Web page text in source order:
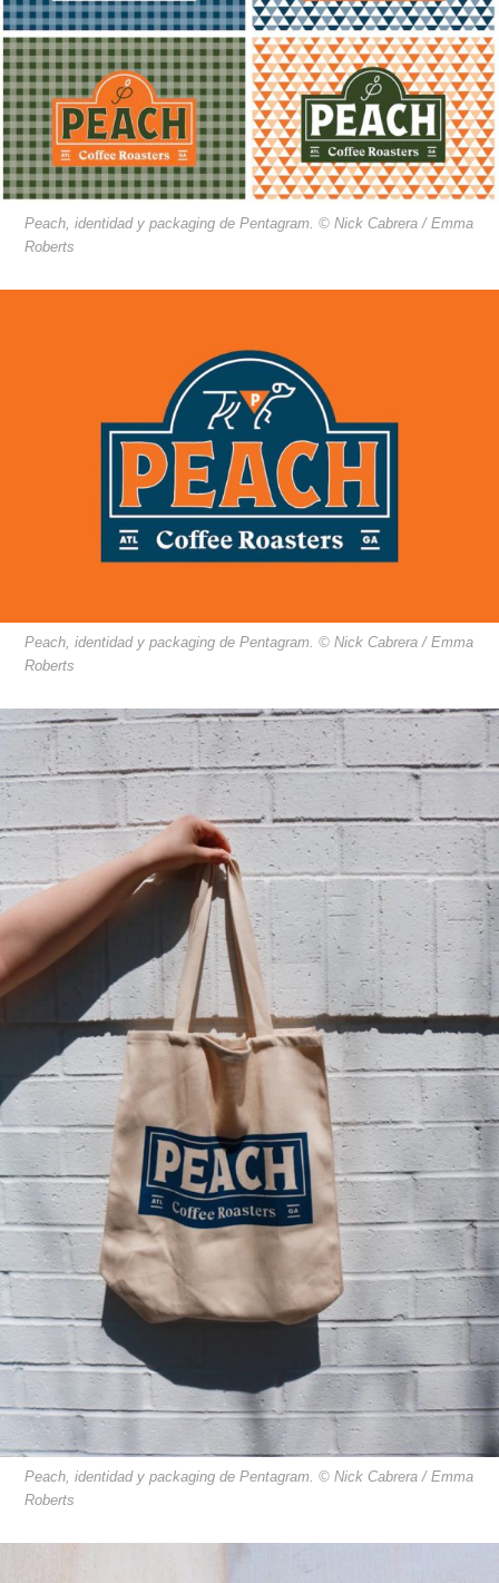
Peach, identidad y packaging de Pentagram. © Nick Cabrera / Emma
Roberts
Peach, identidad y packaging de Pentagram. © Nick Cabrera / Emma
Roberts
Peach, identidad y packaging de Pentagram. © Nick Cabrera / Emma
Roberts